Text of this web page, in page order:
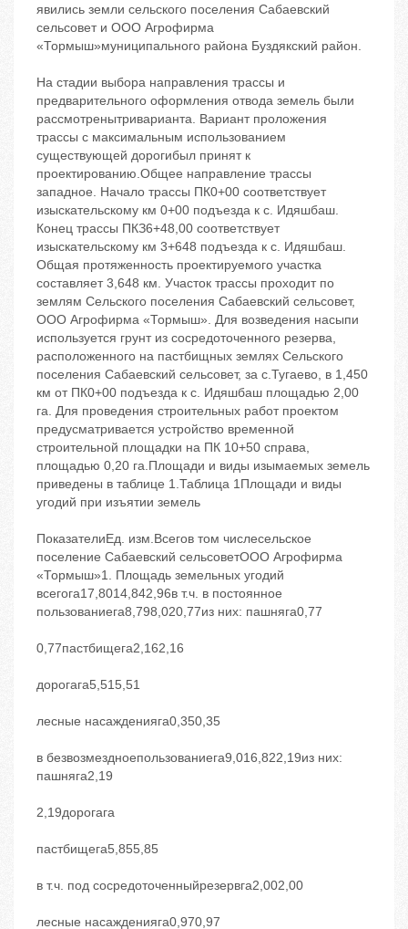
явились земли сельского поселения Сабаевский
сельсовет и ООО Агрофирма
«Тормыш»муниципального района Буздякский район.
На стадии выбора направления трассы и
предварительного оформления отвода земель были
рассмотренытриварианта. Вариант проложения
трассы с максимальным использованием
существующей дорогибыл принят к
проектированию.Общее направление трассы
западное. Начало трассы ПК0+00 соответствует
изыскательскому км 0+00 подъезда к с. Идяшбаш.
Конец трассы ПКЗ6+48,00 соответствует
изыскательскому км 3+648 подъезда к с. Идяшбаш.
Общая протяженность проектируемого участка
составляет 3,648 км. Участок трассы проходит по
землям Сельского поселения Сабаевский сельсовет,
ООО Агрофирма «Тормыш». Для возведения насыпи
используется грунт из сосредоточенного резерва,
расположенного на пастбищных землях Сельского
поселения Сабаевский сельсовет, за с.Тугаево, в 1,450
км от ПК0+00 подъезда к с. Идяшбаш площадью 2,00
га. Для проведения строительных работ проектом
предусматривается устройство временной
строительной площадки на ПК 10+50 справа,
площадью 0,20 га.Площади и виды изымаемых земель
приведены в таблице 1.Таблица 1Площади и виды
угодий при изъятии земель
ПоказателиЕд. изм.Всегов том числесельское
поселение Сабаевский сельсоветООО Агрофирма
«Тормыш»1. Площадь земельных угодий
всегога17,8014,842,96в т.ч. в постоянное
пользованиега8,798,020,77из них: пашняга0,77
0,77пастбищега2,162,16
дорогага5,515,51
лесные насажденияга0,350,35
в безвозмездноепользованиега9,016,822,19из них:
пашняга2,19
2,19дорогага
пастбищега5,855,85
в т.ч. под сосредоточенныйрезервга2,002,00
лесные насажденияга0,970,97